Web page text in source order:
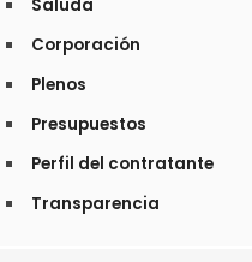
Saluda
Corporación
Plenos
Presupuestos
Perfil del contratante
Transparencia